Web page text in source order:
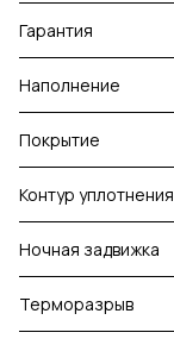
Гарантия
Наполнение
Покрытие
Контур уплотнения
Ночная задвижка
Терморазрыв